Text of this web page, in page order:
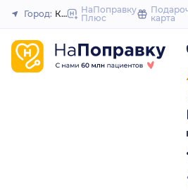
Закрыть
Город: КемеровоНаПоправку
Плюс
карта